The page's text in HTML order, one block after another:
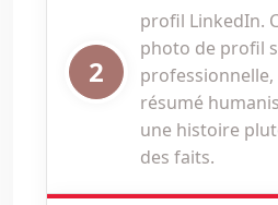
profil LinkedIn.
photo de profil
résumé
une histoire
des faits.